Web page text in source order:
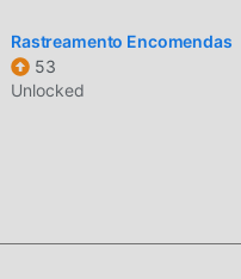
Rastreamento Encomendas
53
Unlocked